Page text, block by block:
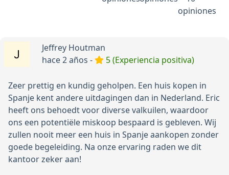
opiniones
Jeffrey Houtman
hace 2 años -
5 (Experiencia positiva)
Zeer prettig en kundig geholpen. Een huis kopen in
Spanje kent andere uitdagingen dan in Nederland. Eric
heeft ons behoedt voor diverse valkuilen, waardoor
ons een potentiële miskoop bespaard is gebleven. Wij
zullen nooit meer een huis in Spanje aankopen zonder
goede begeleiding. Na onze ervaring raden we dit
kantoor zeker aan!